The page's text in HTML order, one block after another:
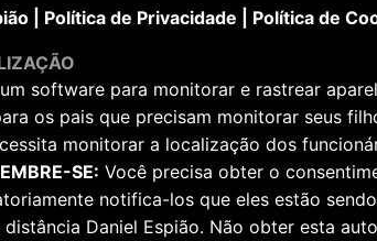
Política de Privacidade Política de
software para monitorar e rastrear
os pais que precisam monitorar seus
monitorar a localização dos
SE: Você precisa obter o
notifica-los que eles estão
Daniel Espião. Não obter esta